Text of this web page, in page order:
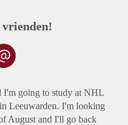
vrienden!
I'm going to study at NHL
Leeuwarden. I'm looking
August and I'll go back